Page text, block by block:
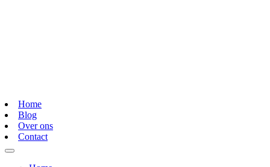
Home
Blog
Over ons
Contact